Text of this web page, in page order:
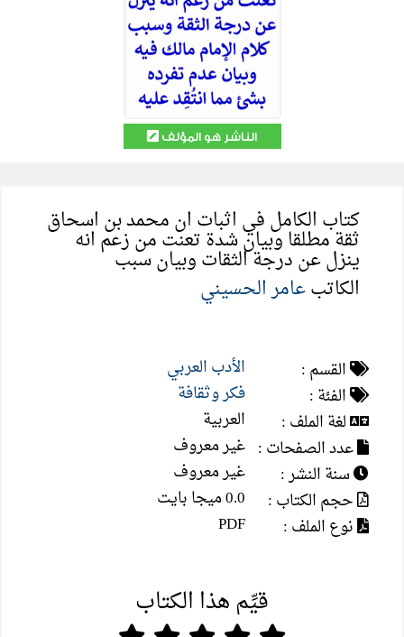
الناشر هو المؤلف
كتاب الكامل في اثبات ان محمد بن اسحاق
ثقة مطلقا وبيان شدة تعنت من زعم انه
ينزل عن درجة الثقات وبيان سبب
الكاتبعامر الحسيني
القسم :
الأدب العربي
الفئة :
فكر وثقافة
لغة الملف :
العربية
عدد الصفحات : غير معروف
سنة النشر :
غير معروف
حجم الكتاب :
0.0 ميجا بايت
نوع الملف :
PDF
قيِّم هذا الكتاب